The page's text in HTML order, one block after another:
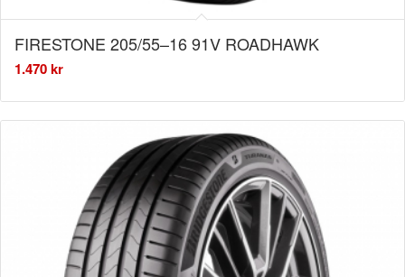
FIRESTONE 205/55–16 91V ROADHAWK
1.470kr